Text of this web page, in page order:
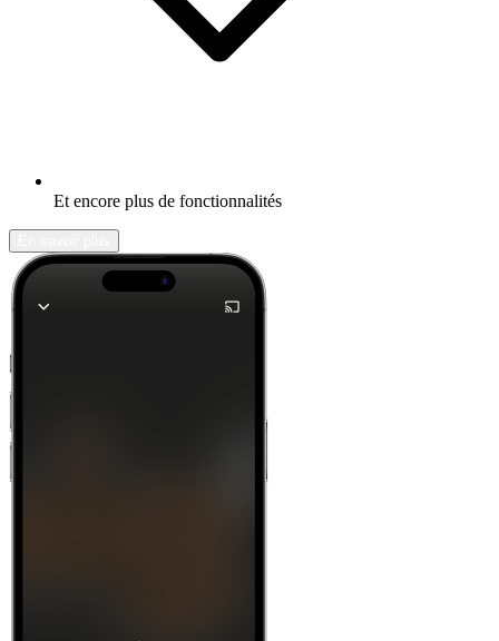
Et encore plus de fonctionnalités